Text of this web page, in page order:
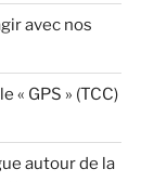
avec nos
« GPS » (TCC)
autour de la